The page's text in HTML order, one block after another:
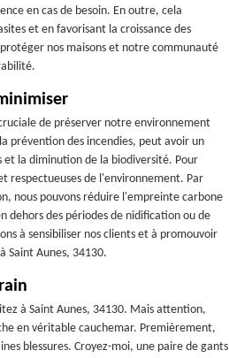
en cas de besoin. En outre, cela
et en favorisant la croissance des
nos maisons et notre communauté
de préserver notre environnement
prévention des incendies, peut avoir un
la diminution de la biodiversité. Pour
respectueuses de l'environnement. Par
nous pouvons réduire l'empreinte carbone
dehors des périodes de nidification ou de
à sensibiliser nos clients et à promouvoir
Saint Aunes, 34130.
à Saint Aunes, 34130. Mais attention,
en véritable cauchemar. Premièrement,
blessures. Croyez-moi, une paire de gants